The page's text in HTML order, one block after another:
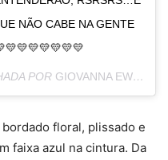
NÃO CABE NA GENTE
POR GIOVANNA EWBANK
floral, plissado e
faixa azul na cintura. Da